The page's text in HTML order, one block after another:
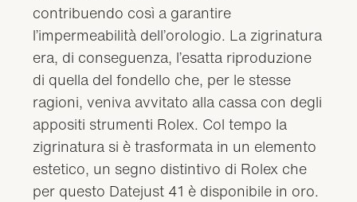
contribuendo così a garantire
l’impermeabilità dell’orologio. La zigrinatura
era, di conseguenza, l’esatta riproduzione
di quella del fondello che, per le stesse
ragioni, veniva avvitato alla cassa con degli
appositi strumenti Rolex. Col tempo la
zigrinatura si è trasformata in un elemento
estetico, un segno distintivo di Rolex che
per questo Datejust 41 è disponibile in oro.